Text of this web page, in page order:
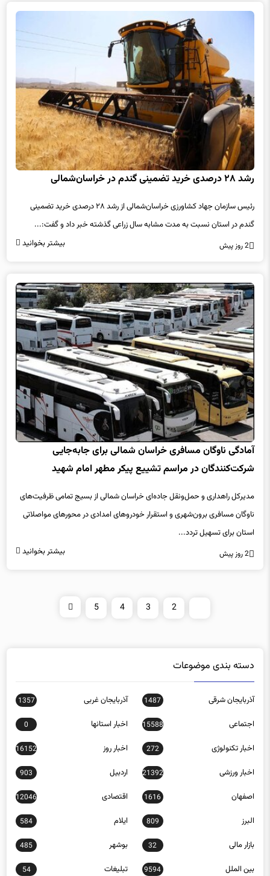
رشد ۲۸ درصدی خرید تضمینی گندم در خراسان‌شمالی
رئیس سازمان جهاد کشاورزی خراسان‌شمالی از رشد ۲۸ درصدی خرید تضمینی
گندم در استان نسبت به مدت مشابه سال زراعی گذشته خبر داد و گفت:...
2 روز پیش بیشتر بخوانید
آمادگی ناوگان مسافری خراسان شمالی برای جابه‌جایی
شرکت‌کنندگان در مراسم تشییع پیکر مطهر امام شهید
مدیرکل راهداری و حمل‌ونقل جاده‌ای خراسان شمالی از بسیج تمامی ظرفیت‌های
ناوگان مسافری برون‌شهری و استقرار خودروهای امدادی در محورهای مواصلاتی
استان برای تسهیل تردد...
2 روز پیش بیشتر بخوانید
2
3
4
5
دسته بندی موضوعات
آذربایجان شرقی 1487 آذربایجان غربی 1357
اجتماعی 15588 اخبار استانها 0
اخبار تکنولوژی 272 اخبار روز 16152
اخبار ورزشی 21392 اردبیل 903
اصفهان 1616 اقتصادی 12046
البرز 809 ایلام 584
بازار مالی 32 بوشهر 485
بین الملل 9594 تبلیغات 54